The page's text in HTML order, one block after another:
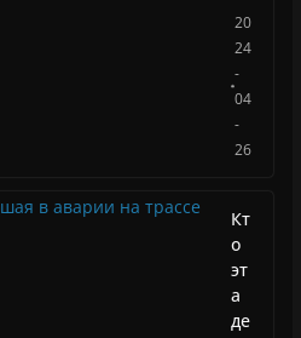
20
24
-
04
-
26
Кт
о
эт
а
де